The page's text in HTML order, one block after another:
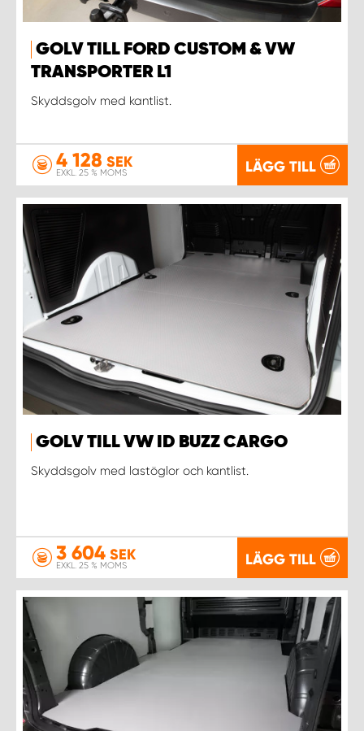
GOLV TILL FORD CUSTOM & VW
TRANSPORTER L1
Skyddsgolv med kantlist.
4 128 SEK
EXKL. 25 % MOMS LÄGG TILL
GOLV TILL VW ID BUZZ CARGO
Skyddsgolv med lastöglor och kantlist.
3 604 SEK
EXKL. 25 % MOMS LÄGG TILL
WORK SYSTEM UPPSALA
WORK SYSTEM VÄSTERÅS
WORK SYSTEM VÄXJÖ
WORK SYSTEM ÖREBRO
WORK SYSTEM ÖSTERSUND